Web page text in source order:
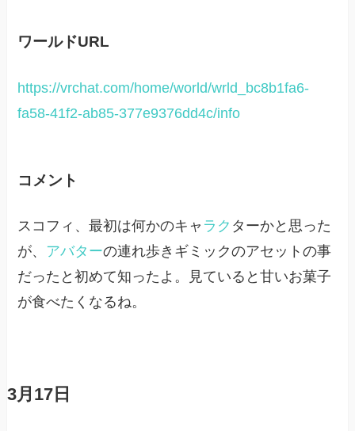
ワールドURL
https://vrchat.com/home/world/wrld_bc8b1fa6-
fa58-41f2-ab85-377e9376dd4c/info
コメント
スコフィ、最初は何かのキャ ラク ターかと思った
が、 アバターの連れ歩きギミックのアセットの事
だったと初めて知ったよ。見ていると甘いお菓子
が食べたくなるね。
3月17日